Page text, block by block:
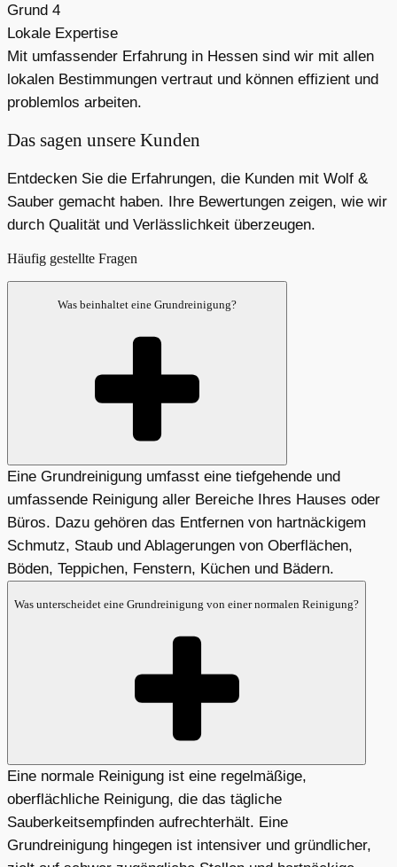
Grund 4
Lokale Expertise
Mit umfassender Erfahrung in Hessen sind wir mit allen
lokalen Bestimmungen vertraut und können effizient und
problemlos arbeiten.
Das sagen unsere Kunden
Entdecken Sie die Erfahrungen, die Kunden mit Wolf &
Sauber gemacht haben. Ihre Bewertungen zeigen, wie wir
durch Qualität und Verlässlichkeit überzeugen.
Häufig gestellte Fragen
Was beinhaltet eine Grundreinigung?
Eine Grundreinigung umfasst eine tiefgehende und
umfassende Reinigung aller Bereiche Ihres Hauses oder
Büros. Dazu gehören das Entfernen von hartnäckigem
Schmutz, Staub und Ablagerungen von Oberflächen,
Böden, Teppichen, Fenstern, Küchen und Bädern.
Was unterscheidet eine Grundreinigung von einer normalen Reinigung?
Eine normale Reinigung ist eine regelmäßige,
oberflächliche Reinigung, die das tägliche
Sauberkeitsempfinden aufrechterhält. Eine
Grundreinigung hingegen ist intensiver und gründlicher,